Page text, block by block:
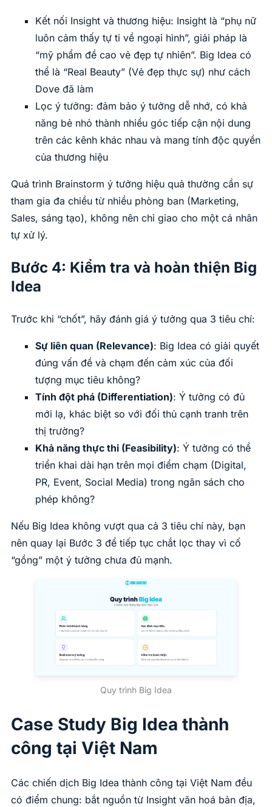
Kết nối Insight và thương hiệu: Insight là “phụ nữ
luôn cảm thấy tự ti về ngoại hình”, giải pháp là
“mỹ phẩm đề cao vẻ đẹp tự nhiên”. Big Idea có
thể là “Real Beauty” (Vẻ đẹp thực sự) như cách
Dove đã làm
Lọc ý tưởng: đảm bảo ý tưởng dễ nhớ, có khả
năng bẻ nhỏ thành nhiều góc tiếp cận nội dung
trên các kênh khác nhau và mang tính độc quyền
của thương hiệu
Quá trình Brainstorm ý tưởng hiệu quả thường cần sự
tham gia đa chiều từ nhiều phòng ban (Marketing,
Sales, sáng tạo), không nên chỉ giao cho một cá nhân
tự xử lý.
Bước 4: Kiểm tra và hoàn thiện Big
Idea
Trước khi “chốt”, hãy đánh giá ý tưởng qua 3 tiêu chí:
Sự liên quan (Relevance): Big Idea có giải quyết
đúng vấn đề và chạm đến cảm xúc của đối
tượng mục tiêu không?
Tính đột phá (Differentiation): Ý tưởng có đủ
mới lạ, khác biệt so với đối thủ cạnh tranh trên
thị trường?
Khả năng thực thi (Feasibility): Ý tưởng có thể
triển khai dài hạn trên mọi điểm chạm (Digital,
PR, Event, Social Media) trong ngân sách cho
phép không?
Nếu Big Idea không vượt qua cả 3 tiêu chí này, bạn
nên quay lại Bước 3 để tiếp tục chắt lọc thay vì cố
“gồng” một ý tưởng chưa đủ mạnh.
Quy trình Big Idea
Case Study Big Idea thành
công tại Việt Nam
Các chiến dịch Big Idea thành công tại Việt Nam đều
có điểm chung: bắt nguồn từ Insight văn hoá bản địa,